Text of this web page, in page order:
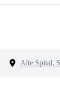
Alte Spital,